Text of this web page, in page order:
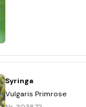
Syringa
Vulgaris Primrose